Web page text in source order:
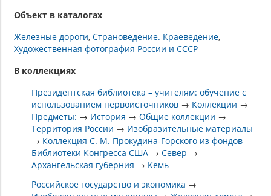
Объект в каталогах
Железные дороги Страноведение. Краеведение
Художественная фотография России и СССР
В коллекциях
Президентская библиотека – учителям: обучение с
использованием первоисточников → Коллекции →
Предметы: → История →Общие коллекции →
Территория России → Изобразительные материалы
→ Коллекция С. М. Прокудина-Горского из фондов
Библиотеки Конгресса США →Север →
Архангельская губерния → Кемь
Российское государство и экономика →